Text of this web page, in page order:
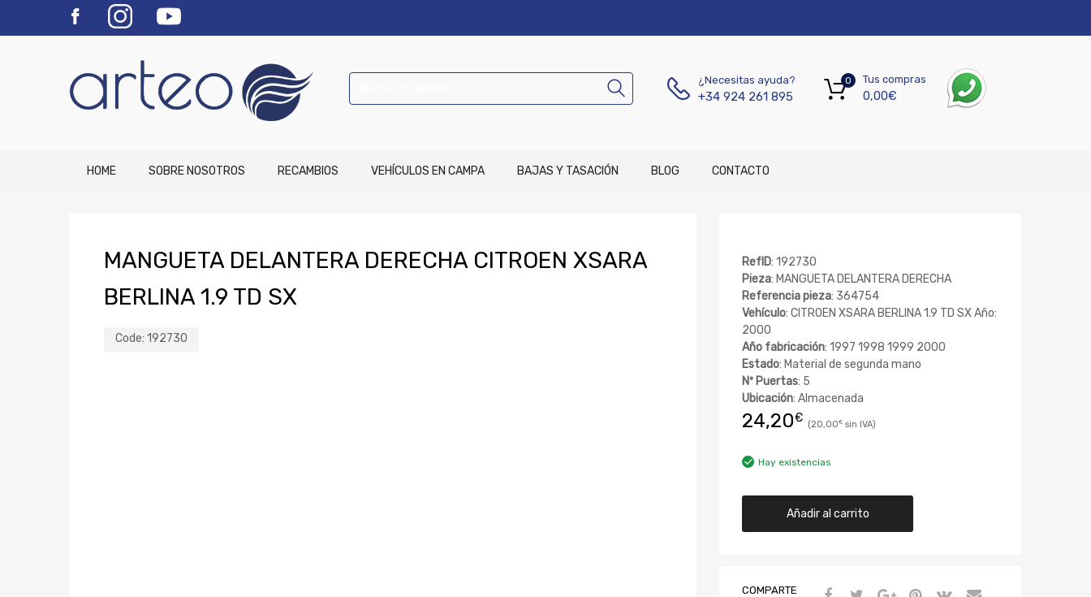
¿Necesitas ayuda?
+34 924 261 895
Tus compras
0,00€
0
HOME SOBRE NOSOTROS RECAMBIOS VEHÍCULOS EN CAMPA BAJAS Y TASACIÓN BLOG CONTACTO
MANGUETA DELANTERA DERECHA CITROEN XSARA
BERLINA 1.9 TD SX
Code: 192730
RefID: 192730
Pieza: MANGUETA DELANTERA DERECHA
Referencia pieza: 364754
Vehículo: CITROEN XSARA BERLINA 1.9 TD SX Año:
2000
Año fabricación: 1997 1998 1999 2000
Estado: Material de segunda mano
Nº Puertas: 5
Ubicación: Almacenada
24,20€ 20,00€
Hay existencias
Añadir al carrito
COMPARTE